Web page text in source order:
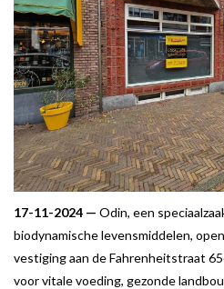
17-11-2024 — Odin, een
biodynamische levensmiddelen,
vestiging aan de Fahrenheitstraat
voor vitale voeding, gezonde